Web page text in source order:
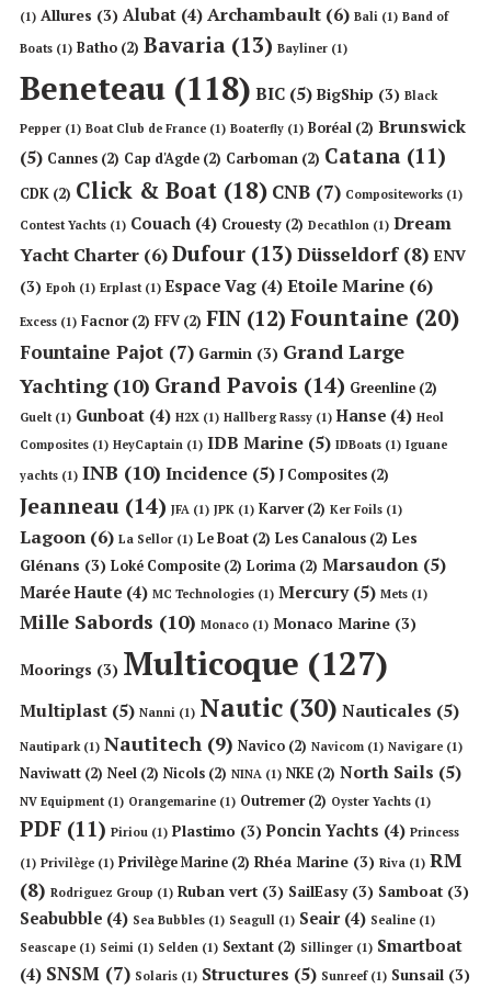
(1) Allures (3) Alubat (4) Archambault (6) Bali (1) Band of
Boats (1) Batho (2) Bavaria (13) Bayliner (1)
Beneteau (118) BIC (5) BigShip (3) Black
Pepper (1) Boat Club de France (1) Boaterfly (1) Boréal (2) Brunswick
(5) Cannes (2) Cap d'Agde (2) Carboman (2) Catana (11)
CDK (2) Click & Boat (18) CNB (7) Compositeworks (1)
Contest Yachts (1) Couach (4) Crouesty (2) Decathlon (1) Dream
Yacht Charter (6)Dufour (13) Düsseldorf(8) ENV
(3) Epoh (1) Erplast(1) Espace Vag (4) Etoile Marine (6)
Excess (1) Facnor(2) FFV (2) FIN (12) Fountaine (20)
Fountaine Pajot (7) Garmin (3) Grand Large
Yachting(10) Grand Pavois (14) Greenline (2)
Guelt(1) Gunboat (4) H2X (1) Hallberg Rassy (1) Hanse (4) Heol
Composites (1) HeyCaptain (1) IDB Marine (5) IDBoats (1) Iguane
yachts (1) INB (10) Incidence (5) J Composites (2)
Jeanneau (14) JFA (1) JPK (1) Karver(2) Ker Foils (1)
Lagoon (6) La Sellor (1) Le Boat (2) Les Canalous (2) Les
Glénans (3) Loké Composite (2) Lorima (2) Marsaudon (5)
Marée Haute (4) MC Technologies (1) Mercury(5) Mets (1)
Mille Sabords (10) Monaco (1) Monaco Marine (3)
Moorings (3) Multicoque (127)
Multiplast (5) Nanni (1) Nautic (30) Nauticales (5)
Nautipark(1) Nautitech (9) Navico (2) Navicom (1) Navigare (1)
Naviwatt (2) Neel (2) Nicols (2) NINA (1) NKE (2) North Sails (5)
NV Equipment(1) Orangemarine (1) Outremer(2) Oyster Yachts (1)
PDF (11) Piriou (1) Plastimo (3) Poncin Yachts (4) Princess
(1) Privilège (1) Privilège Marine (2) Rhéa Marine (3) Riva (1) RM
(8) Rodriguez Group (1) Ruban vert (3) SailEasy(3) Samboat (3)
Seabubble (4) Sea Bubbles (1) Seagull (1) Seair(4) Sealine (1)
Seascape (1) Seimi (1) Selden (1) Sextant (2) Sillinger (1) Smartboat
(4) SNSM (7) Solaris (1) Structures (5) Sunreef(1) Sunsail (3)